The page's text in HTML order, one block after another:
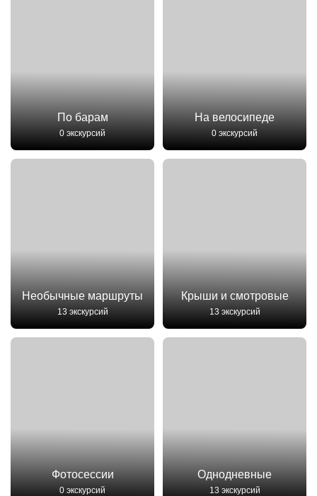
По барам
0 экскурсий
На велосипеде
0 экскурсий
Необычные маршруты
13 экскурсий
Крыши и смотровые
13 экскурсий
Фотосессии
0 экскурсий
Однодневные
13 экскурсий